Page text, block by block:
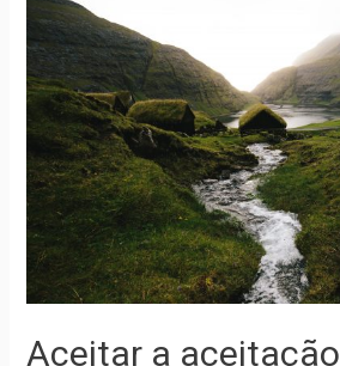
Aceitar a aceitação